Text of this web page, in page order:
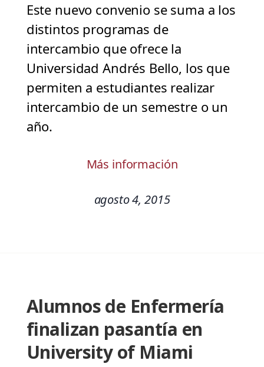
Este nuevo convenio se suma a los
distintos programas de
intercambio que ofrece la
Universidad Andrés Bello, los que
permiten a estudiantes realizar
intercambio de un semestre o un
año.
Más información
agosto 4, 2015
Alumnos de Enfermería
finalizan pasantía en
University of Miami